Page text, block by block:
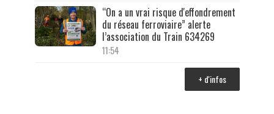
“On a un vrai risque d'effondrement
du réseau ferroviaire” alerte
l’association du Train 634269
11:54
+ d'infos